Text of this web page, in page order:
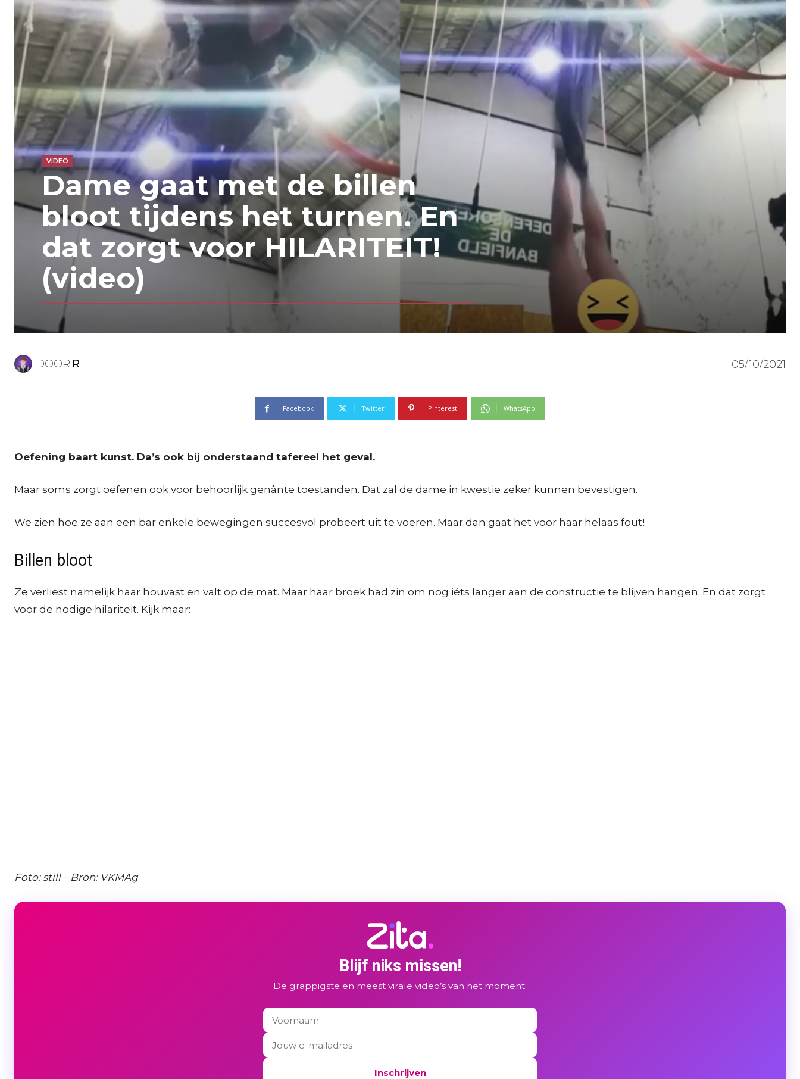
VIDEO
Dame gaat met de billen
bloot tijdens het turnen. En
dat zorgt voor HILARITEIT!
(video)
DOOR R 05/10/2021
Facebook Twitter Pinterest WhatsApp
Oefening baart kunst. Da’s ook bij onderstaand tafereel het geval.
Maar soms zorgt oefenen ook voor behoorlijk genânte toestanden. Dat zal de dame in kwestie zeker kunnen bevestigen.
We zien hoe ze aan een bar enkele bewegingen succesvol probeert uit te voeren. Maar dan gaat het voor haar helaas fout!
Billen bloot
Ze verliest namelijk haar houvast en valt op de mat. Maar haar broek had zin om nog iéts langer aan de constructie te blijven hangen. En dat zorgt
voor de nodige hilariteit. Kijk maar:
Foto: still – Bron: VKMAg
Blijf niks missen!
De grappigste en meest virale video’s van het moment.
Inschrijven